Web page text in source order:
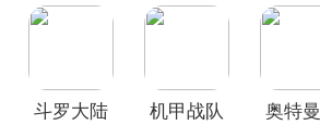
斗罗大陆
机甲战队
奥特